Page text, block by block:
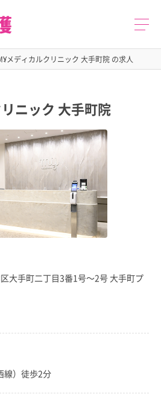
メディカルクリニック 大手町院 の求人
ニック 大手町院
大手町二丁目3番1号～2号 大手町プ
線）徒歩2分